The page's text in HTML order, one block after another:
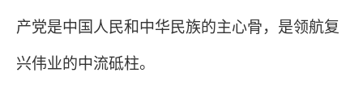
产党是中国人民和中华民族的主心骨，是领航复
兴伟业的中流砥柱。